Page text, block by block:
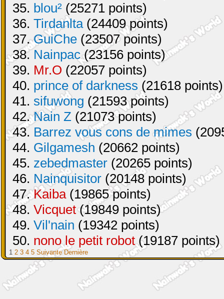
35. blou² (25271 points)
36. Tirdanlta(24409 points)
37.GuiChe (23507 points)
38. Nainpac(23156 points)
39. Mr.O (22057 points)
40. prince of darkness (21618 points)
41. sifuwong (21593 points)
42.Nain Z (21073 points)
43. Barrez vous cons de mimes
44. Gilgamesh (20662 points)
45. zebedmaster (20265 points)
46. Nainquisitor (20148 points)
47.Kaiba(19865 points)
48. Vicquet(19849 points)
49. Vil'nain (19342 points)
50. nono le petit robot(19187 points)
1 2 3 4 5 Suivante Dernière